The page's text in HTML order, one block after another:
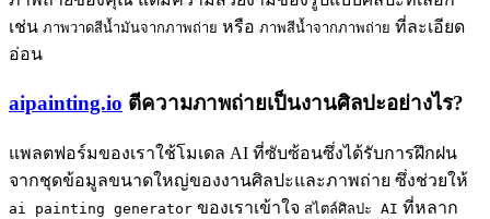
เช่น ภาพวาดสีน้ำมันจากภาพถ่าย หรือ ภาพสีน้ำจากภาพถ่าย ที่ละเอียด
อ่อน
aipainting.io ตีความภาพถ่ายเป็นงานศิลปะอย่างไร?
แพลตฟอร์มของเราใช้โมเดล AI ที่ซับซ้อนซึ่งได้รับการฝึกฝน
จากชุดข้อมูลขนาดใหญ่ของงานศิลปะและภาพถ่าย ซึ่งช่วยให้
ai painting generator ของเราเข้าใจ สไตล์ศิลปะ AI ที่หลาก